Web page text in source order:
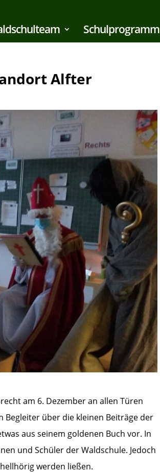
Schulprogramm
Alfter
am 6. Dezember an allen Türen
Begleiter über die kleinen Beiträge der
aus seinem goldenen Buch vor. In
und Schüler der Waldschule. Jedoch
werden ließen.